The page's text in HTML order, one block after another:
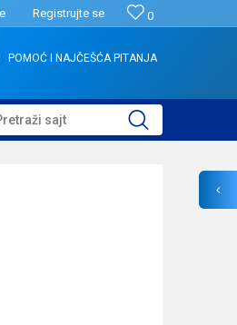
0
Registrujte se
POMOĆ I NAJČEŠĆA PITANJA
sajt